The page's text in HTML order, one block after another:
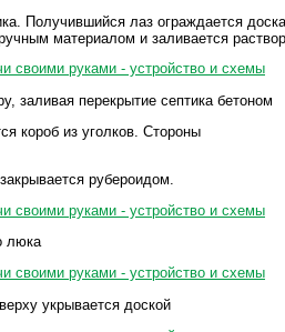
Получившийся лаз ограждается
материалом и заливается
заливая перекрытие септика бетоном
короб из уголков. Стороны
рубероидом.
люка
укрывается доской